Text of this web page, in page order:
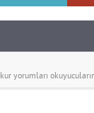
yorumları